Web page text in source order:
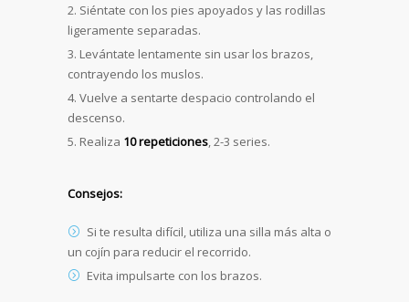
Siéntate con los pies apoyados y las rodillas
ligeramente separadas.
Levántate lentamente sin usar los brazos,
contrayendo los muslos.
Vuelve a sentarte despacio controlando el
descenso.
Realiza 10 repeticiones, 2-3 series.
Consejos:
Si te resulta difícil, utiliza una silla más alta o
un cojín para reducir el recorrido.
Evita impulsarte con los brazos.